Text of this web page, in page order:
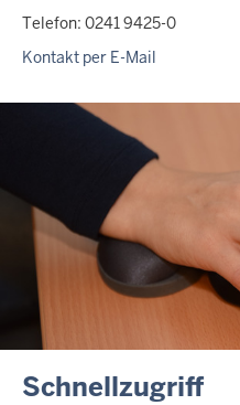
Telefon: 0241 9425-0
Kontakt per E-Mail
Schnellzugriff